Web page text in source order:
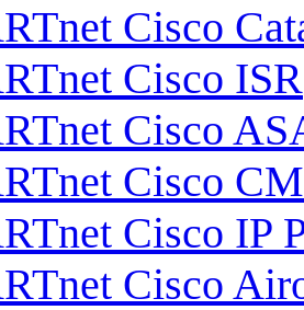
Cisco
Cisco ISR
Cisco
Cisco
Cisco IP
Cisco